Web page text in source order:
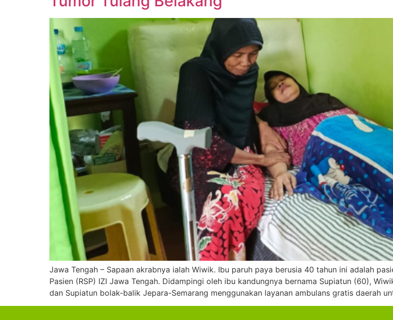
Jawa Tengah – Sapaan akrabnya ialah Wiwik. Ibu paruh paya berusia 40 tahun ini adalah
Pasien (RSP) IZI Jawa Tengah. Didampingi oleh ibu kandungnya bernama Supiatun (60),
dan Supiatun bolak-balik Jepara-Semarang menggunakan layanan ambulans gratis daerah